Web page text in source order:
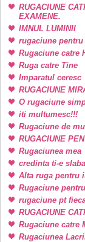
RUGACIUNE
EXAMENE.
IMNUL LUMINII
rugaciune
Rugaciune catre
Ruga catre Tine
Imparatul ceresc
RUGACIUNE
O rugaciune
iti multumesc!!!
Rugaciune de
RUGACIUNE
Rugaciunea mea
credinta ti-e
Alta ruga pentru
Rugaciune
rugaciune pt
RUGACIUNE
Rugaciune catre
Rugaciunea